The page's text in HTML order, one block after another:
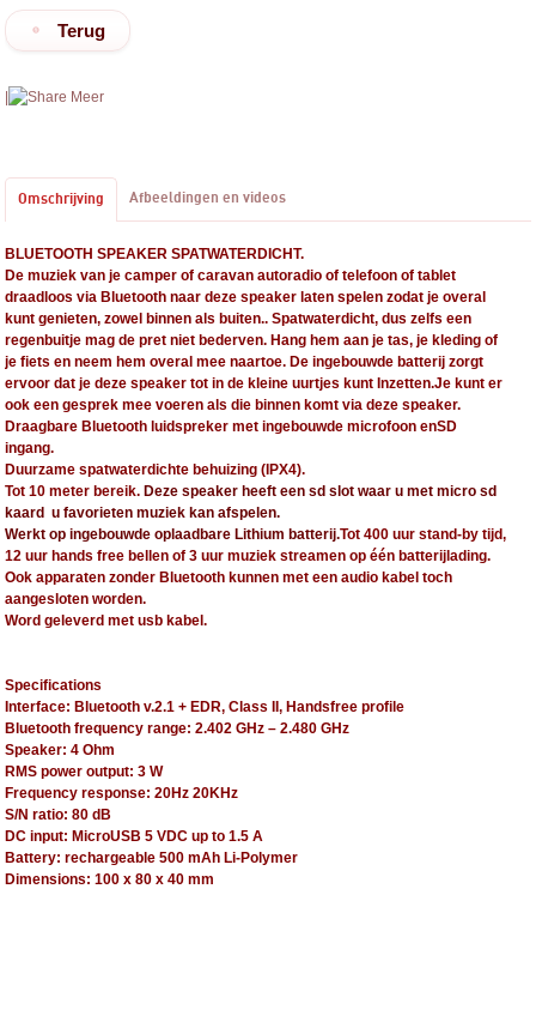
Terug
Meer
Omschrijving Afbeeldingen en videos
BLUETOOTH SPEAKER SPATWATERDICHT.
De muziek van je camper of caravan autoradio of telefoon of tablet
draadloos via Bluetooth naar deze speaker laten spelen zodat je overal
kunt genieten, zowel binnen als buiten.. Spatwaterdicht, dus zelfs een
regenbuitje mag de pret niet bederven. Hang hem aan je tas, je kleding of
je fiets en neem hem overal mee naartoe. De ingebouwde batterij zorgt
ervoor dat je deze speaker tot in de kleine uurtjes kunt Inzetten.Je kunt er
ook een gesprek mee voeren als die binnen komt via deze speaker.
Draagbare Bluetooth luidspreker met ingebouwde microfoon enSD
ingang.
Duurzame spatwaterdichte behuizing (IPX4).
Tot 10 meter bereik. Deze speaker heeft een sd slot waar u met micro sd
kaard u favorieten muziek kan afspelen.
Werkt op ingebouwde oplaadbare Lithium batterij.Tot 400 uur stand-by tijd,
12 uur hands free bellen of 3 uur muziek streamen op één batterijlading.
Ook apparaten zonder Bluetooth kunnen met een audio kabel toch
aangesloten worden.
Word geleverd met usb kabel.
Specifications
Interface: Bluetooth v.2.1 + EDR, Class II, Handsfree profile
Bluetooth frequency range: 2.402 GHz – 2.480 GHz
Speaker: 4 Ohm
RMS power output: 3 W
Frequency response: 20Hz 20KHz
S/N ratio: 80 dB
DC input: MicroUSB 5 VDC up to 1.5 A
Battery: rechargeable 500 mAh Li-Polymer
Dimensions: 100 x 80 x 40 mm